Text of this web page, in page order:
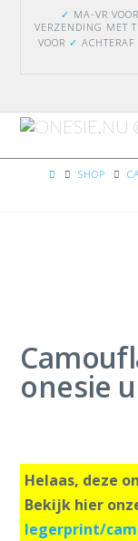
✓ MA-VR
VERZENDING MET
VOOR ✓
HOMESHOP
onesie
Helaas, deze
Bekijk hier
legerprint/